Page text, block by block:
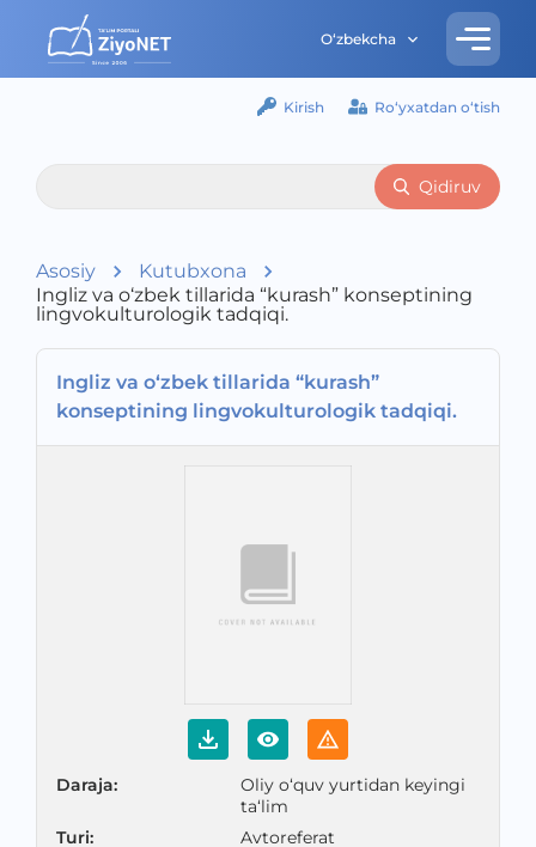
O‘zbekcha
Kirish Ro‘yxatdan o‘tish
Qidiruv
Asosiy
Kutubxona
Ingliz va o‘zbek tillarida “kurash” konseptining
lingvokulturologik tadqiqi.
Ingliz va o‘zbek tillarida “kurash”
konseptining lingvokulturologik tadqiqi.
Daraja:
Oliy o‘quv yurtidan keyingi
ta‘lim
Turi:
Avtoreferat